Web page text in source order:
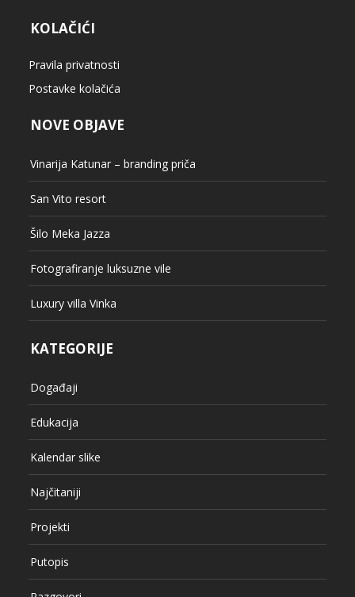
KOLAČIĆI
Pravila privatnosti
Postavke kolačića
NOVE OBJAVE
Vinarija Katunar – branding priča
San Vito resort
Šilo Meka Jazza
Fotografiranje luksuzne vile
Luxury villa Vinka
KATEGORIJE
Događaji
Edukacija
Kalendar slike
Najčitaniji
Projekti
Putopis